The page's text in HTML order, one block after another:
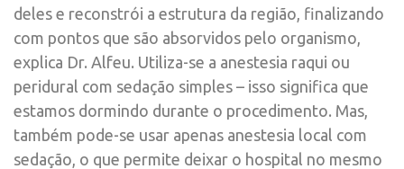
deles e reconstrói a estrutura da região, finalizando
com pontos que são absorvidos pelo organismo,
explica Dr. Alfeu. Utiliza-se a anestesia raqui ou
peridural com sedação simples – isso significa que
estamos dormindo durante o procedimento. Mas,
também pode-se usar apenas anestesia local com
sedação, o que permite deixar o hospital no mesmo